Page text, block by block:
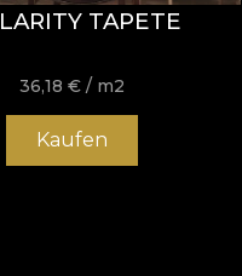
TAPETE
36,18€ / m2
Kaufen